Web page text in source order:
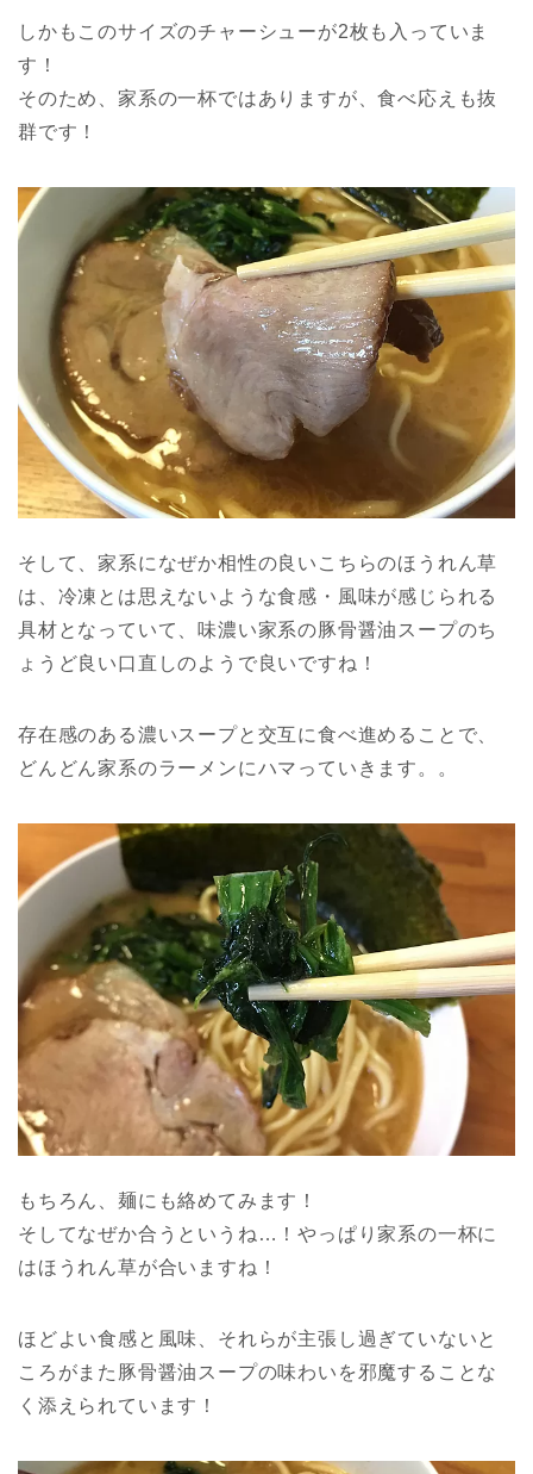
しかもこのサイズのチャーシューが2枚も入っていま
す！
そのため、家系の一杯ではありますが、食べ応えも抜
群です！
そして、家系になぜか相性の良いこちらのほうれん草
は、冷凍とは思えないような食感・風味が感じられる
具材となっていて、味濃い家系の豚骨醤油スープのち
ょうど良い口直しのようで良いですね！
存在感のある濃いスープと交互に食べ進めることで、
どんどん家系のラーメンにハマっていきます。。
もちろん、麺にも絡めてみます！
そしてなぜか合うというね…！やっぱり家系の一杯に
はほうれん草が合いますね！
ほどよい食感と風味、それらが主張し過ぎていないと
ころがまた豚骨醤油スープの味わいを邪魔することな
く添えられています！